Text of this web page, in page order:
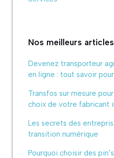
Nos meilleurs articles
Devenez transporteur
en ligne : tout savoir
Transfos sur mesure
choix de votre fabricant
Les secrets des
transition numérique
Pourquoi choisir des